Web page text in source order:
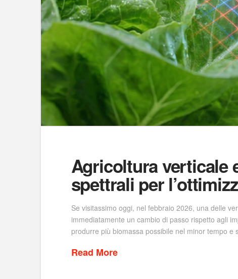
Agricoltura verticale
spettrali per
Se visitassimo oggi, nel febbraio 2026, una delle
immediatamente un cambio di passo rispetto agli
produrre più biomassa possibile nel minor tempo e
Read More